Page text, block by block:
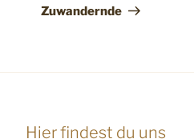
Zuwandernde
Hier findest du uns